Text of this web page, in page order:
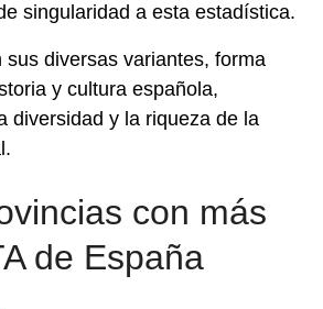
singularidad a esta estadística.
sus diversas variantes, forma
y cultura española,
diversidad y la riqueza de la
con más
de España